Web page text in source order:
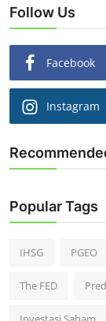
Follow Us
Facebook
Instagram
Popular Tags
IHSG PGEO
The FED